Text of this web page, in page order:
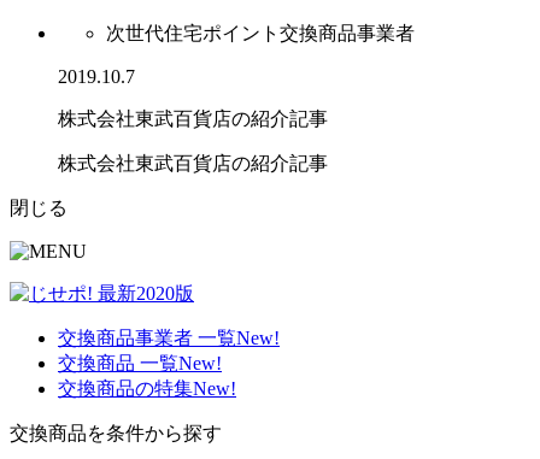
次世代住宅ポイント交換商品事業者
2019.10.7
株式会社東武百貨店の紹介記事
株式会社東武百貨店の紹介記事
閉じる
交換商品事業者 一覧New!
交換商品 一覧New!
交換商品の特集New!
交換商品を条件から探す